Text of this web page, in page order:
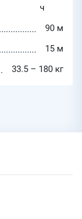
ч
90 м
15 м
33.5 – 180 кг